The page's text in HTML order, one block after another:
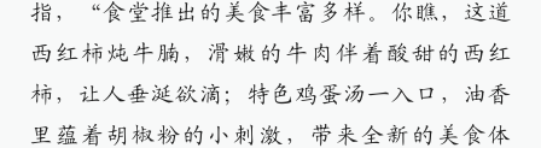
指，“食堂推出的美食丰富多样。你瞧，这道
西红柿炖牛腩，滑嫩的牛肉伴着酸甜的西红
柿，让人垂涎欲滴；特色鸡蛋汤一入口，油香
里蕴着胡椒粉的小刺激，带来全新的美食体